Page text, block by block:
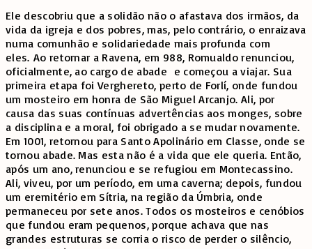
Ele descobriu que a solidão não o afastava dos irmãos, da
vida da igreja e dos pobres, mas, pelo contrário, o enraizava
numa comunhão e solidariedade mais profunda com
eles. Ao retornar a Ravena, em 988, Romualdo renunciou,
oficialmente, ao cargo de abade e começou a viajar. Sua
primeira etapa foi Verghereto, perto de Forlí, onde fundou
um mosteiro em honra de São Miguel Arcanjo. Ali, por
causa das suas contínuas advertências aos monges, sobre
a disciplina e a moral, foi obrigado a se mudar novamente.
Em 1001, retornou para Santo Apolinário em Classe, onde se
tornou abade. Mas esta não é a vida que ele queria. Então,
após um ano, renunciou e se refugiou em Montecassino.
Ali, viveu, por um período, em uma caverna; depois, fundou
um eremitério em Sítria, na região da Úmbria, onde
permaneceu por sete anos. Todos os mosteiros e cenóbios
que fundou eram pequenos, porque achava que nas
grandes estruturas se corria o risco de perder o silêncio,